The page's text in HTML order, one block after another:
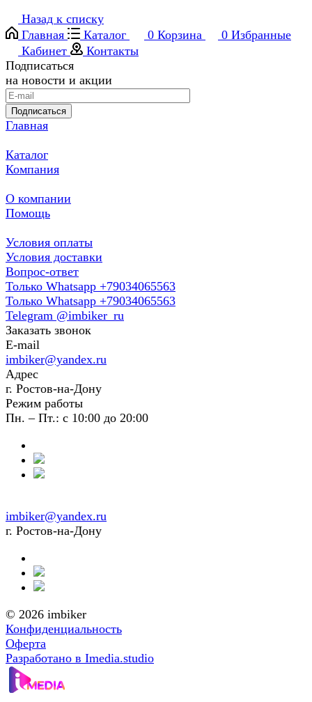
Назад к списку
Главная
Каталог 0 Корзина 0 Избранные
Кабинет
Контакты
Подписаться
на новости и акции
Подписаться
Главная
Каталог
Компания
О компании
Помощь
Условия оплаты
Условия доставки
Вопрос-ответ
Только Whatsapp +79034065563
Только Whatsapp +79034065563
Telegram @imbiker_ru
Заказать звонок
E-mail
imbiker@yandex.ru
Адрес
г. Ростов-на-Дону
Режим работы
Пн. – Пт.: с 10:00 до 20:00
imbiker@yandex.ru
г. Ростов-на-Дону
© 2026 imbiker
Конфиденциальность
Оферта
Разработано в Imedia.studio